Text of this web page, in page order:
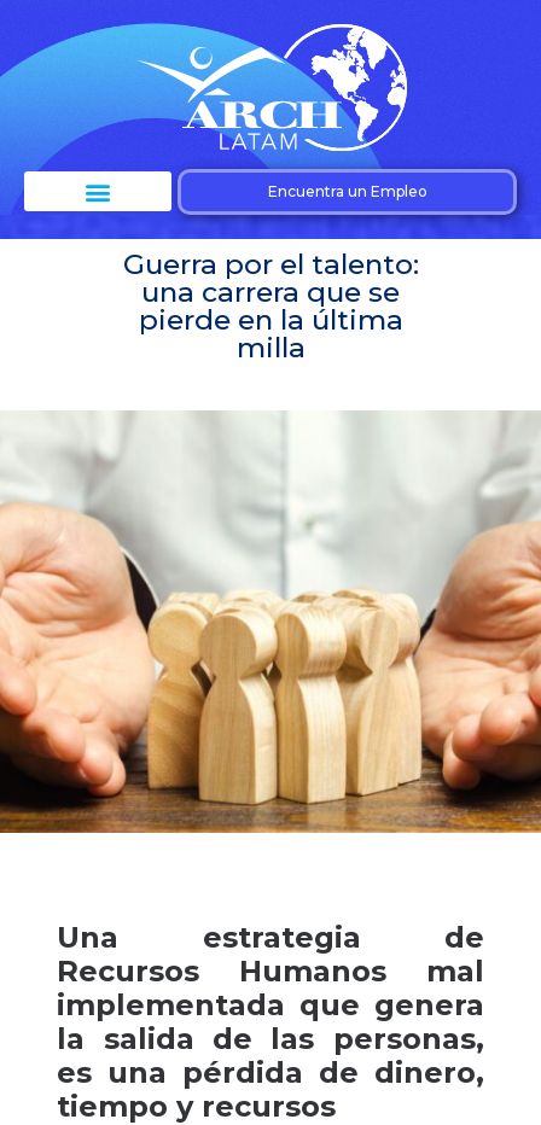
Encuentra un Empleo
Guerra por el talento:
una carrera que se
pierde en la última
milla
Una estrategia de
Recursos Humanos mal
implementada que genera
la salida de las personas,
es una pérdida de dinero,
tiempo y recursos